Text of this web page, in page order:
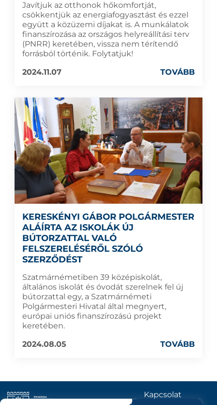
Javítjuk az otthonok hőkomfortját,
csökkentjük az energiafogyasztást és ezzel
együtt a közüzemi díjakat is. A munkálatok
finanszírozása az országos helyreállítási terv
(PNRR) keretében, vissza nem térítendő
forrásból történik. Folytatjuk!
2024.11.07
TOVÁBB
KERESKÉNYI GÁBOR POLGÁRMESTER
ALÁÍRTA AZ ISKOLÁK ÚJ
BÚTORZATTAL VALÓ
FELSZERELÉSÉRŐL SZÓLÓ
SZERZŐDÉST
Szatmárnémetiben 39 középiskolát,
általános iskolát és óvodát szerelnek fel új
bútorzattal egy, a Szatmárnémeti
Polgármesteri Hivatal által megnyert,
európai uniós finanszírozású projekt
keretében.
2024.08.05
TOVÁBB
Kapcsolat